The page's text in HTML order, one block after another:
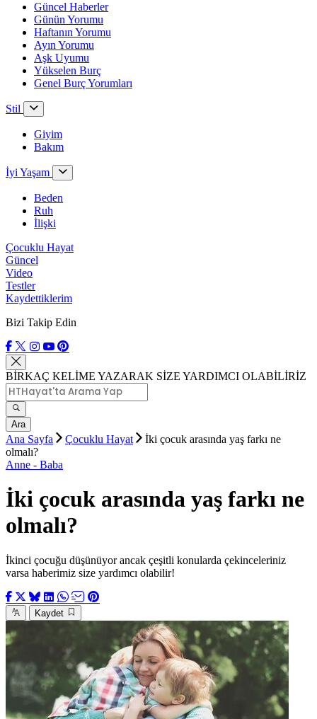
Güncel Haberler
Günün Yorumu
Haftanın Yorumu
Ayın Yorumu
Aşk Uyumu
Yükselen Burç
Genel Burç Yorumları
Stil
Giyim
Bakım
İyi Yaşam
Beden
Ruh
İlişki
Çocuklu Hayat
Güncel
Video
Testler
Kaydettiklerim
Bizi Takip Edin
BİRKAÇ KELİME YAZARAK SİZE YARDIMCI OLABİLİRİZ
Ara
Ana Sayfa Çocuklu Hayat
İki çocuk arasında yaş farkı ne
olmalı?
Anne - Baba
İki çocuk arasında yaş farkı ne
olmalı?
İkinci çocuğu düşünüyor ancak çeşitli konularda çekinceleriniz
varsa haberimiz size yardımcı olabilir!
Kaydet